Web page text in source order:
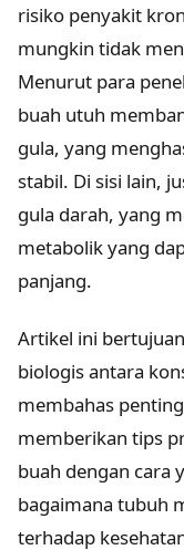
risiko penyakit
mungkin tidak
Menurut para
buah utuh
gula, yang
stabil. Di sisi lain,
gula darah, yang
metabolik yang
panjang.
Artikel ini
biologis antara
membahas
memberikan tips
buah dengan cara
bagaimana tubuh
terhadap